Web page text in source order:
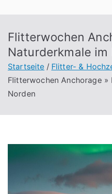
Flitterwochen
Naturderkmale im
Startseite
Flitter- &
Flitterwochen Anchorage
Norden